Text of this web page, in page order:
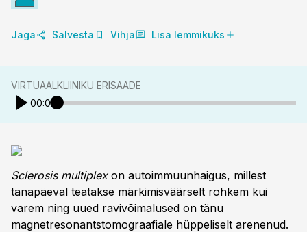
Jaga Salvesta Vihja Lisa lemmikuks
VIRTUAALKLIINIKU ERISAADE
00:00
Sclerosis multiplexon autoimmuunhaigus, millest
tänapäeval teatakse märkimisväärselt rohkem kui
varem ning uued ravivõimalused on tänu
magnetresonantstomograafiale hüppeliselt arenenud.